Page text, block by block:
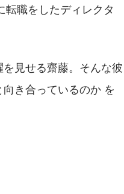
職をしたディレクタ
見せる齋藤。そんな彼
き合っているのか を